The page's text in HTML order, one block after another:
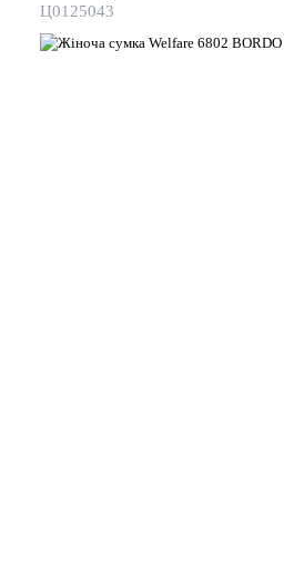
Ц0125043